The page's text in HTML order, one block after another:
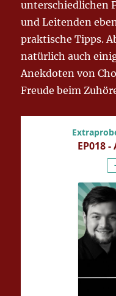
unterschiedlichen
und Leitenden
praktische Tipps.
natürlich auch
Anekdoten von
Freude beim